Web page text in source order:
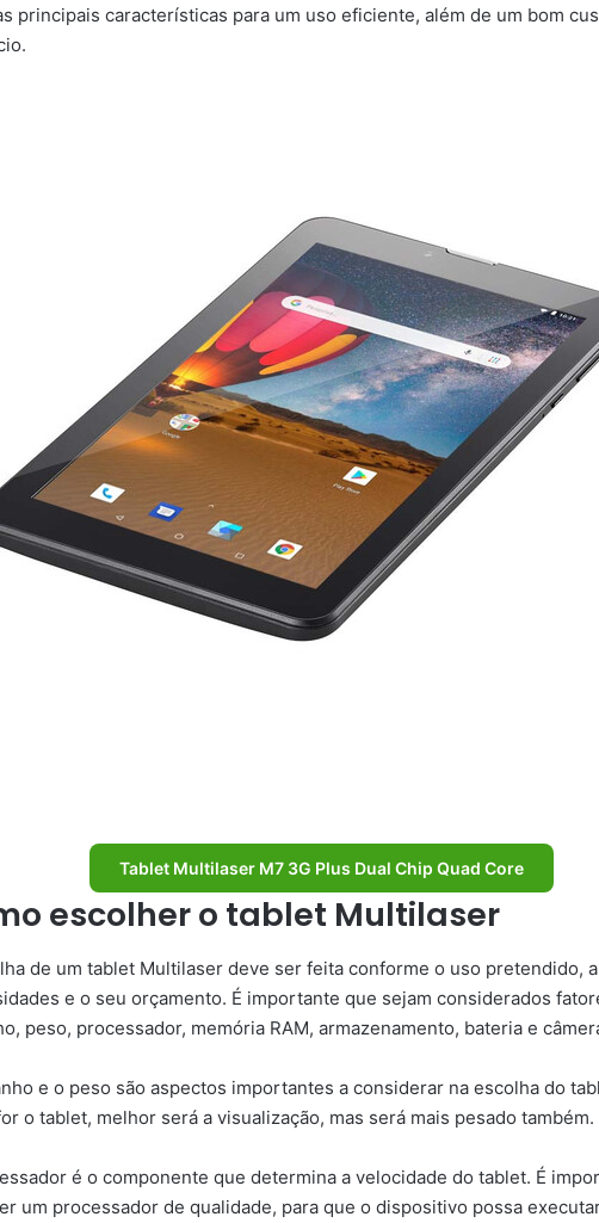
principais características para um uso eficiente, além de um bom
Tablet Multilaser M7 3G Plus Dual Chip Quad Core
escolher o tablet Multilaser
de um tablet Multilaser deve ser feita conforme o uso pretendido,
e o seu orçamento. É importante que sejam considerados
peso, processador, memória RAM, armazenamento, bateria e
e o peso são aspectos importantes a considerar na escolha do
o tablet, melhor será a visualização, mas será mais pesado também.
é o componente que determina a velocidade do tablet. É
um processador de qualidade, para que o dispositivo possa